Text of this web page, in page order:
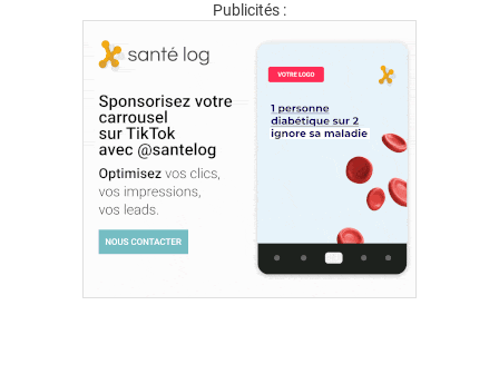
Publicités :